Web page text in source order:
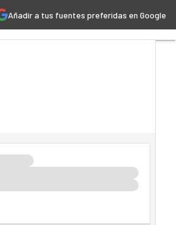
Añadir a tus fuentes preferidas en Google